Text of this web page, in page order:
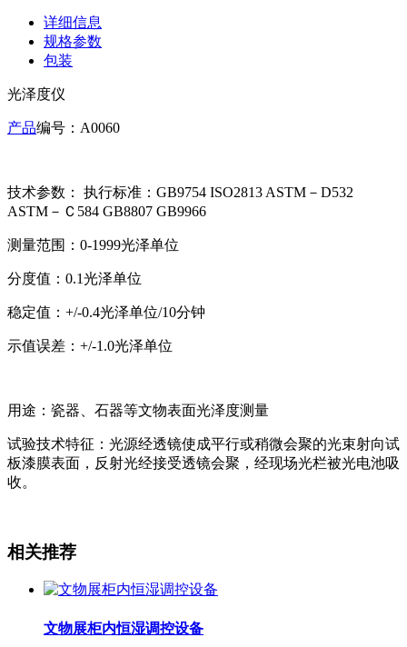
详细信息
规格参数
包装
光泽度仪
产品编号：A0060
技术参数： 执行标准：GB9754 ISO2813 ASTM－D532
ASTM－Ｃ584 GB8807 GB9966
测量范围：0-1999光泽单位
分度值：0.1光泽单位
稳定值：+/-0.4光泽单位/10分钟
示值误差：+/-1.0光泽单位
用途：瓷器、石器等文物表面光泽度测量
试验技术特征：光源经透镜使成平行或稍微会聚的光束射向试
板漆膜表面，反射光经接受透镜会聚，经现场光栏被光电池吸
收。
相关推荐
文物展柜内恒湿调控设备